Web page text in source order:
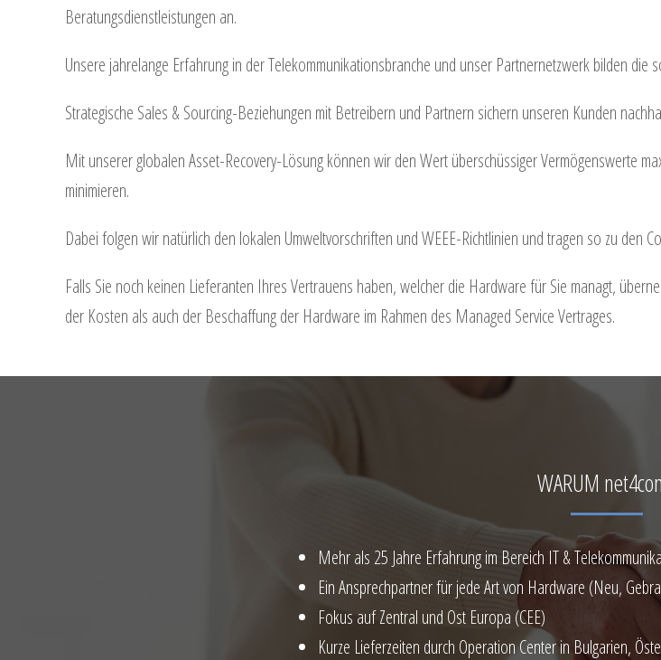
Beratungsdienstleistungen an.
Unsere jahrelange Erfahrung in der Telekommunikationsbranche und unser Partnernetzwerk bilden
Strategische Sales & Sourcing-Beziehungen mit Betreibern und Partnern sichern unseren Kunden
Mit unserer globalen Asset-Recovery-Lösung können wir den Wert überschüssiger Vermögenswerte
minimieren.
Dabei folgen wir natürlich den lokalen Umweltvorschriften und WEEE-Richtlinien und tragen so zu den
Falls Sie noch keinen Lieferanten Ihres Vertrauens haben, welcher die Hardware für Sie managt,
der Kosten als auch der Beschaffung der Hardware im Rahmen des Managed Service Vertrages.
WARUM
Mehr als 25 Jahre Erfahrung im Bereich IT &
Ein Ansprechpartner für jede Art von Hardware (Neu,
Fokus auf Zentral und Ost Europa (CEE)
Kurze Lieferzeiten durch Operation Center in Bulgarien,